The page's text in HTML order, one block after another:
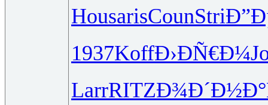
HousarisCounStri
1937KoffÐ›ÐÑ€Ð¼
LarrRITZÐ¾Ð´Ð½Ð°